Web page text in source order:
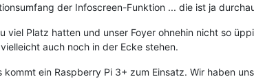
der Infoscreen-Funktion ... die ist ja
viel Platz hatten und unser Foyer ohnehin nicht so
auch noch in der Ecke stehen.
kommt ein Raspberry Pi 3+ zum Einsatz. Wir haben